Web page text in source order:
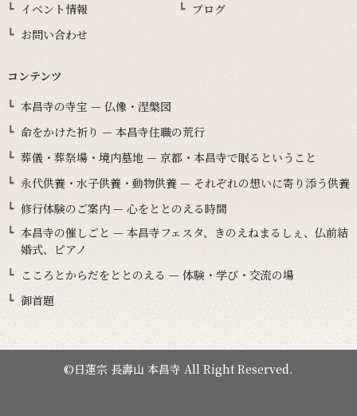
イベント情報
ブログ
お問い合わせ
コンテンツ
本昌寺の寺宝 — 仏像・涅槃図
命をかけた祈り — 本昌寺住職の荒行
葬儀・葬祭場・境内墓地 — 京都・本昌寺で眠るということ
永代供養・水子供養・動物供養 — それぞれの想いに寄り添う供養
修行体験のご案内 — 心をととのえる時間
本昌寺の催しごと — 本昌寺フェスタ、きのえねまるしぇ、仏前結
婚式、ピアノ
こころとからだをととのえる — 体験・学び・交流の場
御首題
©日蓮宗 長壽山 本昌寺 All Right Reserved.